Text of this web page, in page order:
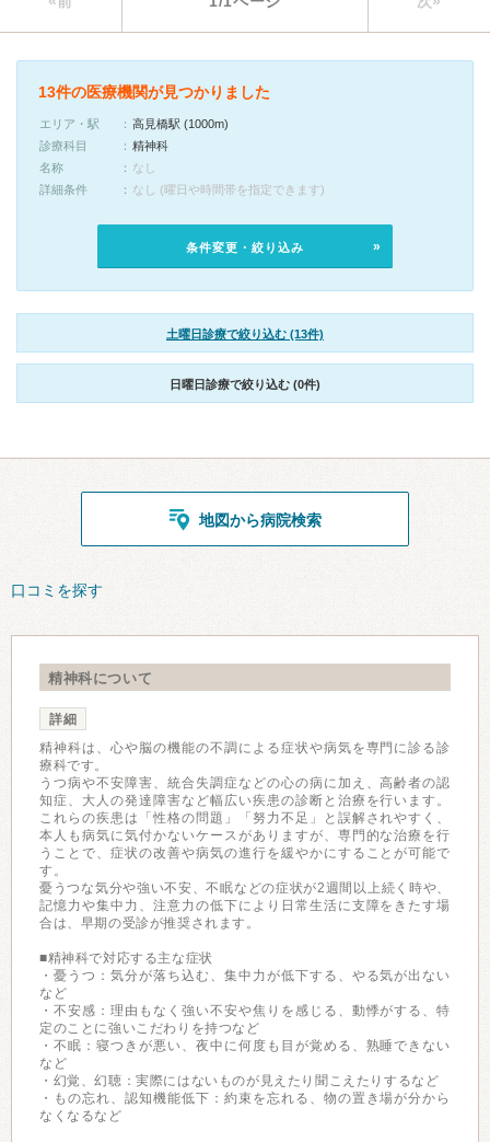
13件の医療機関が見つかりました
エリア・駅
高見橋駅 (1000m)
診療科目
精神科
名称
なし
詳細条件
なし (曜日や時間帯を指定できます)
条件変更・絞り込み
土曜日診療で絞り込む (13件)
日曜日診療で絞り込む (0件)
地図から病院検索
口コミを探す
精神科について
詳細
精神科は、心や脳の機能の不調による症状や病気を専門に診る診
療科です。
うつ病や不安障害、統合失調症などの心の病に加え、高齢者の認
知症、大人の発達障害など幅広い疾患の診断と治療を行います。
これらの疾患は「性格の問題」「努力不足」と誤解されやすく、
本人も病気に気付かないケースがありますが、専門的な治療を行
うことで、症状の改善や病気の進行を緩やかにすることが可能で
す。
憂うつな気分や強い不安、不眠などの症状が2週間以上続く時や、
記憶力や集中力、注意力の低下により日常生活に支障をきたす場
合は、早期の受診が推奨されます。
■精神科で対応する主な症状
・憂うつ：気分が落ち込む、集中力が低下する、やる気が出ない
など
・不安感：理由もなく強い不安や焦りを感じる、動悸がする、特
定のことに強いこだわりを持つなど
・不眠：寝つきが悪い、夜中に何度も目が覚める、熟睡できない
など
・幻覚、幻聴：実際にはないものが見えたり聞こえたりするなど
・もの忘れ、認知機能低下：約束を忘れる、物の置き場が分から
なくなるなど